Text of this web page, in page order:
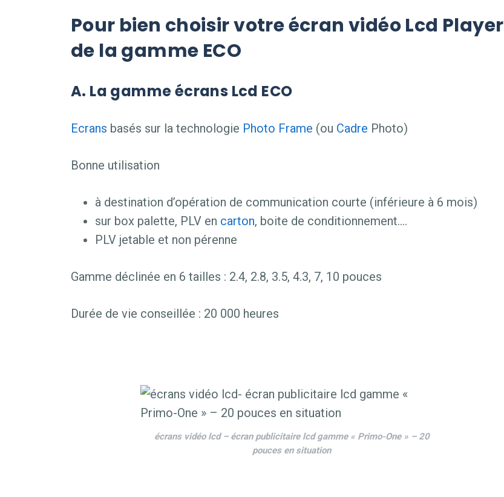
Pour bien choisir votre écran vidéo Lcd Player
de la gamme ECO
A. La gamme écrans Lcd ECO
Ecrans basés sur la technologie Photo Frame (ou Cadre Photo)
Bonne utilisation
à destination d’opération de communication courte (inférieure à 6 mois)
sur box palette, PLV en carton, boite de conditionnement….
PLV jetable et non pérenne
Gamme déclinée en 6 tailles : 2.4, 2.8, 3.5, 4.3, 7, 10 pouces
Durée de vie conseillée : 20 000 heures
écrans vidéo lcd – écran publicitaire lcd gamme « Primo-One » – 20
pouces en situation